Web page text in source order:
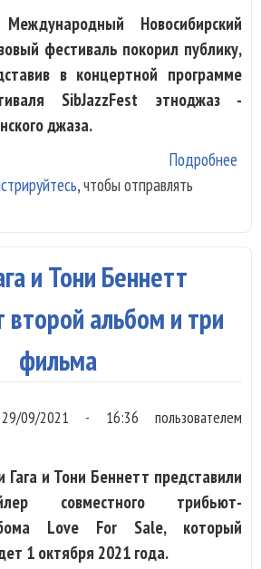
Новосибирский
фестиваль покорил публику,
в концертной программе
SibJazzFest этноджаз -
джаза.
Подробнее
, чтобы отправлять
и Тони Беннетт
второй альбом и три
фильма
09/2021 - 16:36 пользователем
Гага и Тони Беннетт представили
совместного трибьют-
Love For Sale, который
1 октября 2021 года.